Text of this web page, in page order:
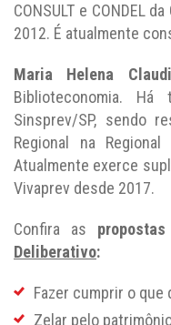
CONSULT e CONDEL
2012. É atualmente
Maria Helena
Biblioteconomia.
Sinsprev/SP, sendo
Regional na
Atualmente exerce
Vivaprev desde 2017.
Confira as
Deliberativo:
Fazer cumprir o
Zelar pelo